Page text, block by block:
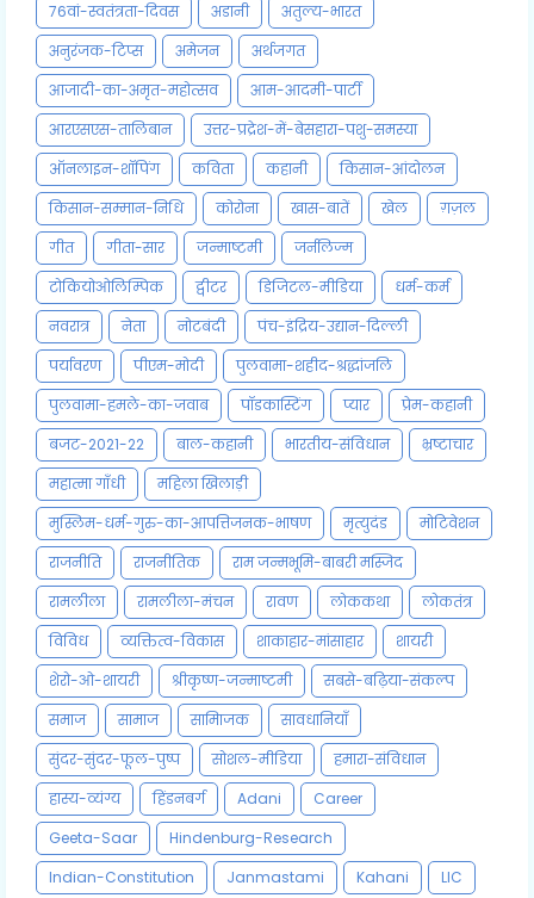
76वां-स्वतंत्रता-दिवस अडानी
अतुल्य-भारत
अनुरंजक-टिप्स
अमेजन
अर्थजगत
आजादी-का-अमृत-महोत्सव
आम-आदमी-पार्टी
आरएसएस-तालिबान
उत्तर-प्रद्रेश-में-बेसहारा-पशु-समस्या
ऑनलाइन-शॉपिंग
कविता कहानी
किसान-आंदोलन
किसान-सम्मान-निधि
कोरोना खास-बातें खेल
ग़ज़ल
गीत
गीता-सार जन्माष्टमी
जर्नलिज्म
टोकियोओलिम्पिक
ट्वीटर डिजिटल-मीडिया
धर्म-कर्म
नवरात्र
नेता नोटबंदी
पंच-इंद्रिय-उद्यान-दिल्ली
पर्यावरण
पीएम-मोदी
पुलवामा-शहीद-श्रद्धांजलि
पुलवामा-हमले-का-जवाब
पॉडकास्टिंग प्यार
प्रेम-कहानी
बजट-2021-22
बाल-कहानी भारतीय-संविधान
भ्रष्टाचार
महात्मा गाँधी
महिला खिलाड़ी
मुस्लिम-धर्म-गुरु-का-आपत्तिजनक-भाषण
मृत्युदंड
मोटिवेशन
राजनीति
राजनीतिक
राम जन्मभूमि-बाबरी मस्जिद
रामलीला
रामलीला-मंचन रावण लोककथा
लोकतंत्र
विविध
व्यक्तित्व-विकास शाकाहार-मांसाहार
शायरी
शेरो-ओ-शायरी
श्रीकृष्ण-जन्माष्टमी
सबसे-बढ़िया-संकल्प
समाज
सामाज सामािजक
सावधानियाँ
सुंदर-सुंदर-फूल-पुष्प
सोशल-मीडिया
हमारा-संविधान
हास्य-व्यंग्य
हिंडनबर्ग Adani
Career
Geeta-Saar
Hindenburg-Research
Indian-Constitution
Janmastami Kahani
LIC